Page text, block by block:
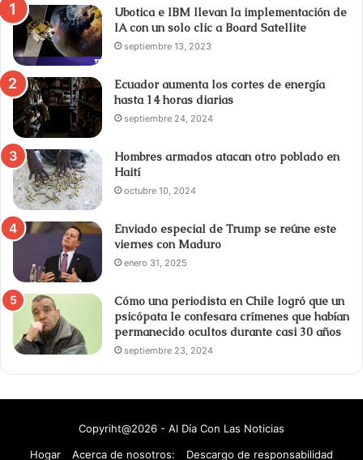
Ubotica e IBM llevan la implementación de
IA con un solo clic a Board Satellite
septiembre 13, 2023
Ecuador aumenta los cortes de energía
hasta 14 horas diarias
septiembre 24, 2024
Hombres armados atacan otro poblado en
Haití
octubre 10, 2024
Enviado especial de Trump se reúne este
viernes con Maduro
enero 31, 2025
Cómo una periodista en Chile logró que un
psicópata le confesara crímenes que habían
permanecido ocultos durante casi 30 años
septiembre 23, 2024
Copyriht@2026 - Al Día Con Las Noticias
Hogar
Acerca de nosotros: Descargo de responsabilidad